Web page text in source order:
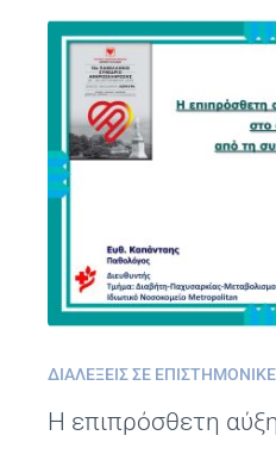
ΔΙΑΛΈΞΕΙΣ ΣΕ
Η επιπρόσθετη